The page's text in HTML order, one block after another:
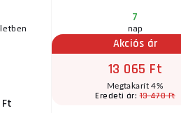
7
nap
Akciós ár
13 065 Ft
Megtakarít 4%
Eredeti ár:13 470 Ft